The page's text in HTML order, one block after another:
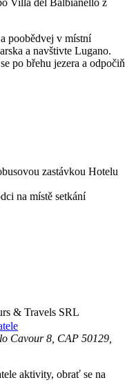
Villa del Balbianello z
poobědvej v místní
a navštivte Lugano.
po břehu jezera a odpočiň
zastávkou Hotelu
na místě setkání
& Travels SRL
Cavour 8, CAP 50129,
aktivity, obrať se na